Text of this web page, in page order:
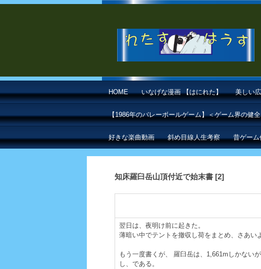
HOME いなげな漫画 【はにれた】 美しい
【1986年のバレーボールゲーム】＜ゲーム界の健
好きな楽曲動画 斜め目線人生考察 昔ゲー
知床羅臼岳山頂付近で始末書 [2]
翌日は、夜明け前に起きた。
薄暗い中でテントを撤収し荷をまとめ、さあい
もう一度書くが、 羅臼岳は、1,661mしかない
し、である。